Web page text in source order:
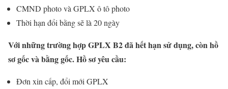
CMND photo và GPLX ô tô photo
Thời hạn đổi bằng sẽ là 20 ngày
Với những trường hợp GPLX B2 đã hết hạn sử dụng, còn hồ
sơ gốc và bằng gốc. Hồ sơ yêu cầu:
Đơn xin cấp, đổi mới GPLX